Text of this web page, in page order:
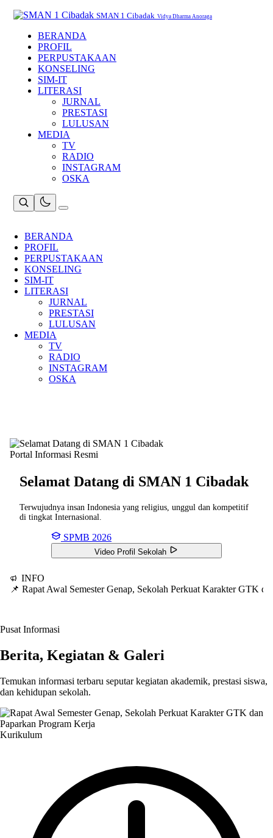
SMAN 1 Cibadak Vidya Dharma Anoraga
BERANDA
PROFIL
PERPUSTAKAAN
KONSELING
SIM-IT
LITERASI
JURNAL
PRESTASI
LULUSAN
MEDIA
TV
RADIO
INSTAGRAM
OSKA
BERANDA
PROFIL
PERPUSTAKAAN
KONSELING
SIM-IT
LITERASI
JURNAL
PRESTASI
LULUSAN
MEDIA
TV
RADIO
INSTAGRAM
OSKA
Portal Informasi Resmi
Selamat Datang di SMAN 1 Cibadak
Terwujudnya insan Indonesia yang religius, unggul dan kompetitif
di tingkat Internasional.
SPMB 2026
Video Profil Sekolah
INFO
📌 Rapat Awal Semester Genap, Sekolah Perkuat Karakter GTK
Pusat Informasi
Berita, Kegiatan & Galeri
Temukan informasi terbaru seputar kegiatan akademik, prestasi siswa,
dan kehidupan sekolah.
Kurikulum